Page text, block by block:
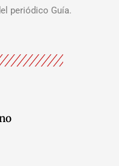
periódico Guía.